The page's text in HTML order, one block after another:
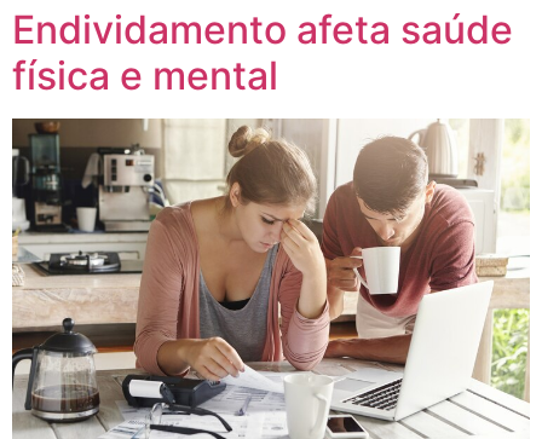
Endividamento afeta saúde
física e mental